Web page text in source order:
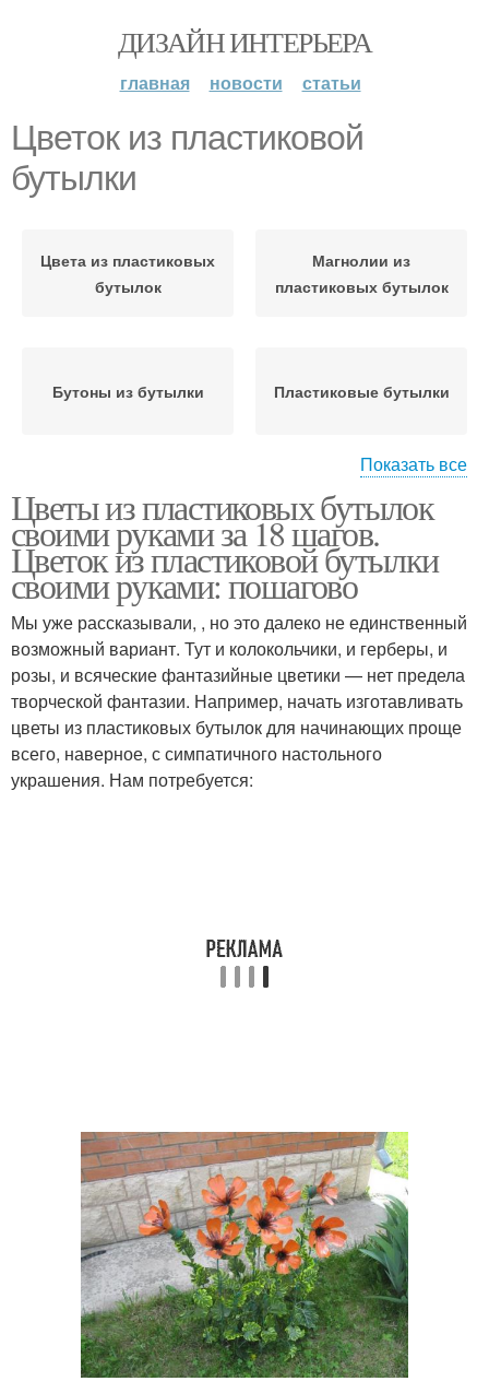
ДИЗАЙН ИНТЕРЬЕРА
главная новости статьи
Цветок из пластиковой
бутылки
Цвета из пластиковых
бутылок
Магнолии из
пластиковых бутылок
Бутоны из бутылки Пластиковые бутылки
пластиковой бутылки
Поделки с
пластмассовых
бутылок
Поделки из
пластмассовых
бутылок
Показать все
Цветы из пластиковых бутылок
своими руками за 18 шагов.
Цветок из пластиковой бутылки
своими руками: пошагово
Мы уже рассказывали, , но это далеко не единственный
возможный вариант. Тут и колокольчики, и герберы, и
розы, и всяческие фантазийные цветики — нет предела
творческой фантазии. Например, начать изготавливать
цветы из пластиковых бутылок для начинающих проще
всего, наверное, с симпатичного настольного
украшения. Нам потребуется: